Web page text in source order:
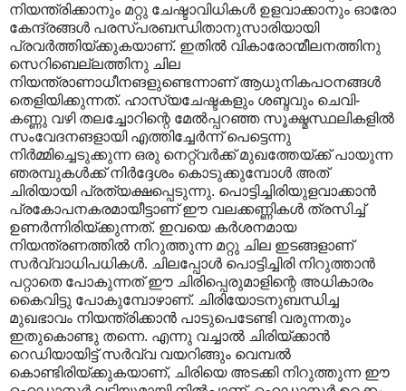
നിയന്ത്രിക്കാനും മറ്റു ചേഷ്ടാവിധികൾ ഉളവാക്കാനും ഓരോ
കേന്ദ്രങ്ങൾ പരസ്പരബന്ധിതാനുസാരിയായി
പ്രവർത്തിയ്ക്കുകയാണ്. ഇതിൽ വികാരോന്മീലനത്തിനു
സെറിബെല്ലത്തിനു ചില
നിയന്ത്രാണാധീനങളുണ്ടെന്നാണ് ആധുനികപഠനങ്ങൾ
തെളിയിക്കുന്നത്. ഹാസ്യചേഷ്ടകളും ശബ്ദവും ചെവി-
കണ്ണു വഴി തലച്ചോറിന്റെ മേൽ‌പ്പറഞ്ഞ സൂക്ഷ്മസ്ഥലികളിൽ
സംവേദനങളായി എത്തിച്ചേർന്ന് പെട്ടെന്നു
നിർമ്മിച്ചെടുക്കുന്ന ഒരു നെറ്റ്വർക്ക് മുഖത്തേയ്ക്ക് പായുന്ന
ഞരമ്പുകൾക്ക് നിർദ്ദേശം കൊടുക്കുമ്പോൾ അത്
ചിരിയായി പ്രത്യക്ഷപ്പെടുന്നു. പൊട്ടിച്ചിരിയുളവാക്കാൻ
പ്രകോപനകരമായീട്ടാണ് ഈ വലക്കണ്ണികൾ ത്രസിച്ച്
ഉണർന്നിരിയ്ക്കുന്നത്. ഇവയെ കർശനമായ
നിയന്ത്രണത്തിൽ നിറുത്തുന്ന മറ്റു ചില ഇടങ്ങളാണ്
സർവ്വാധിപധികൾ. ചിലപ്പോൾ പൊട്ടിച്ചിരി നിറുത്താൻ
പറ്റാതെ പോകുന്നത് ഈ ചിരിപ്പെരുമാളിന്റെ അധികാരം
കൈവിട്ടു പോകുമ്പോഴാണ്. ചിരിയോടനുബന്ധിച്ച
മുഖഭാവം നിയന്ത്രിക്കാൻ പാടുപെടേണ്ടി വരുന്നതും
ഇതുകൊണ്ടു തന്നെ. എന്നു വച്ചാൽ ചിരിയ്ക്കാൻ
റെഡിയായിട്ട് സർവ്വ വയറിങ്ങും വെമ്പൽ
കൊണ്ടിരിയ്ക്കുകയാണ്, ചിരിയെ അടക്കി നിറുത്തുന്ന ഈ